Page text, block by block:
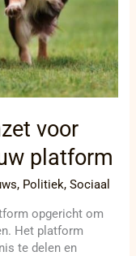
voor
platform
, Politiek,Sociaal
opgericht om
Het platform
te delen en